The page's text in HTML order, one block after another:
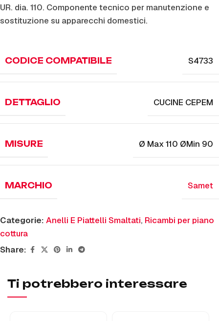
UR. dia. 110. Componente tecnico per manutenzione e
sostituzione su apparecchi domestici.
CODICE COMPATIBILE S4733
DETTAGLIO CUCINE CEPEM
MISURE Ø Max 110 ØMin 90
MARCHIO Samet
Categorie: Anelli E Piattelli Smaltati, Ricambi per piano
cottura
Share:
Ti potrebbero interessare